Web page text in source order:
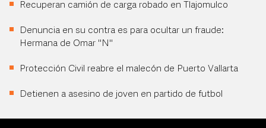
Recuperan camión de carga robado en Tlajomulco
Denuncia en su contra es para ocultar un fraude:
Hermana de Omar "N"
Protección Civil reabre el malecón de Puerto Vallarta
Detienen a asesino de joven en partido de futbol